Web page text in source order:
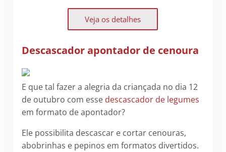
Veja os detalhes
Descascador apontador de cenoura
E que tal fazer a alegria da criançada no dia 12
de outubro com esse descascador de legumes
em formato de apontador?
Ele possibilita descascar e cortar cenouras,
abobrinhas e pepinos em formatos divertidos.